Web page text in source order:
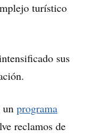
turístico
sus
un programa
reclamos de